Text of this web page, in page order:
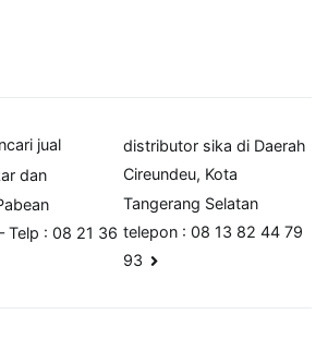
jual
dan
Telp : 08 21 36
distributor sika di Daerah
Cireundeu, Kota
Tangerang Selatan
telepon : 08 13 82 44 79
93